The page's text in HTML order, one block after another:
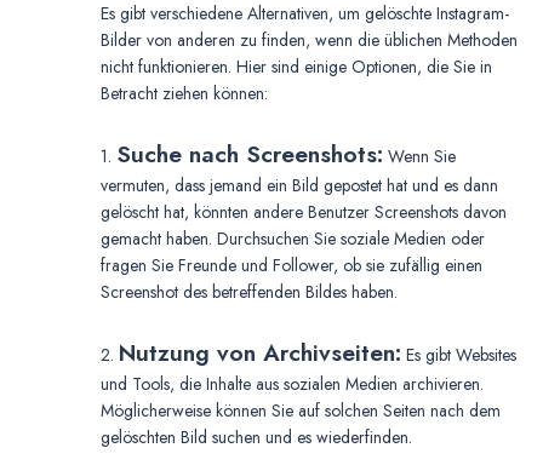
Es gibt verschiedene Alternativen, um gelöschte Instagram-
Bilder von anderen zu finden, wenn die üblichen Methoden
nicht funktionieren. Hier sind einige Optionen, die Sie in
Betracht ziehen können:
1. Suche nach Screenshots: Wenn Sie
vermuten, dass jemand ein Bild gepostet hat und es dann
gelöscht hat, könnten andere Benutzer Screenshots davon
gemacht haben. Durchsuchen Sie soziale Medien oder
fragen Sie Freunde und Follower, ob sie zufällig einen
Screenshot des betreffenden Bildes haben.
2. Nutzung von Archivseiten: Es gibt Websites
und Tools, die Inhalte aus sozialen Medien archivieren.
Möglicherweise können Sie auf solchen Seiten nach dem
gelöschten Bild suchen und es wiederfinden.